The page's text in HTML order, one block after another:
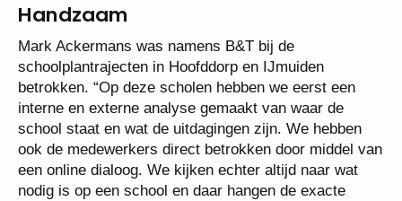
Handzaam
Mark Ackermans was namens B&T bij de
schoolplantrajecten in Hoofddorp en IJmuiden
betrokken. “Op deze scholen hebben we eerst een
interne en externe analyse gemaakt van waar de
school staat en wat de uitdagingen zijn. We hebben
ook de medewerkers direct betrokken door middel van
een online dialoog. We kijken echter altijd naar wat
nodig is op een school en daar hangen de exacte